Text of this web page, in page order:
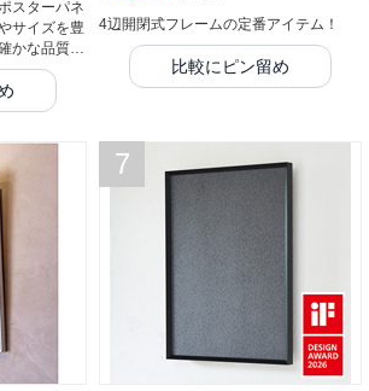
スターパネ
サイズを豊
かな品質…
4辺開閉式フレームの定番アイテム！
比較にピン留め
7